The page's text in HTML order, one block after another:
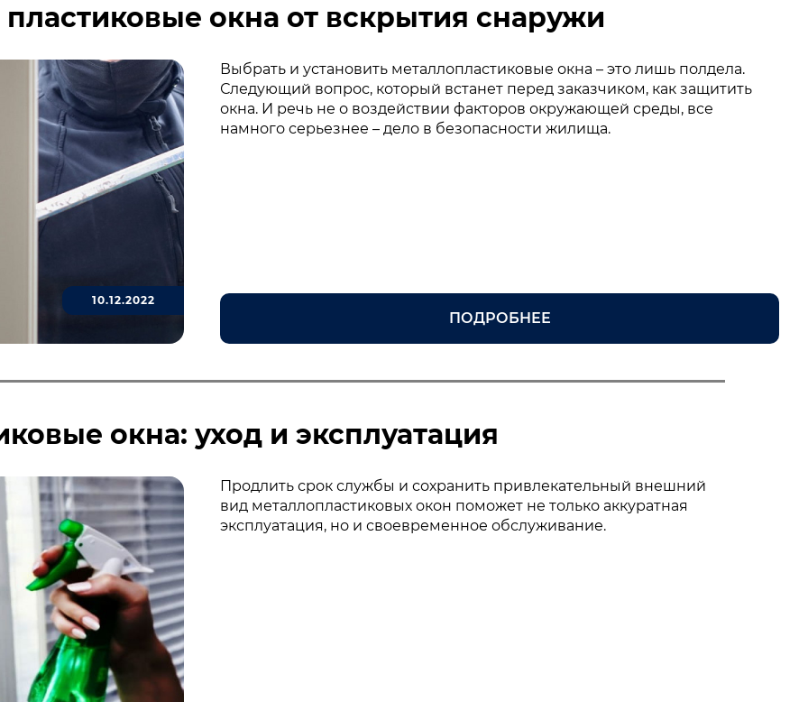
окна от вскрытия снаружи
10.12.2022
Выбрать и установить металлопластиковые окна – это лишь полдела.
Следующий вопрос, который встанет перед заказчиком, как защитить
окна. И речь не о воздействии факторов окружающей среды, все
намного серьезнее – дело в безопасности жилища.
ПОДРОБНЕЕ
окна: уход и эксплуатация
Продлить срок службы и сохранить привлекательный внешний
вид металлопластиковых окон поможет не только аккуратная
эксплуатация, но и своевременное обслуживание.